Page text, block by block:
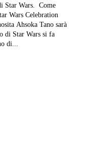
Wars. Come
Wars Celebration
Ahsoka Tano sarà
di Star Wars si fa
di...